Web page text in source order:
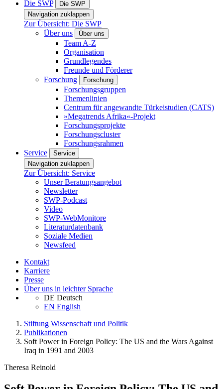
Die SWP
Die SWP
Navigation zuklappen
Zur Übersicht: Die SWP
Über uns
Über uns
Team A-Z
Organisation
Grundlegendes
Freunde und Förderer
Forschung
Forschung
Forschungsgruppen
Themenlinien
Centrum für angewandte Türkeistudien (CATS)
»Megatrends Afrika«-Projekt
Forschungsprojekte
Forschungscluster
Forschungsrahmen
Service
Service
Navigation zuklappen
Zur Übersicht: Service
Unser Beratungsangebot
Newsletter
SWP-Podcast
Video
SWP-WebMonitore
Literaturdatenbank
Soziale Medien
Newsfeed
Kontakt
Karriere
Presse
Über uns in leichter Sprache
DE Deutsch
EN English
Stiftung Wissenschaft und Politik
Publikationen
Soft Power in Foreign Policy: The US and the Wars Against
Iraq in 1991 and 2003
Theresa Reinold